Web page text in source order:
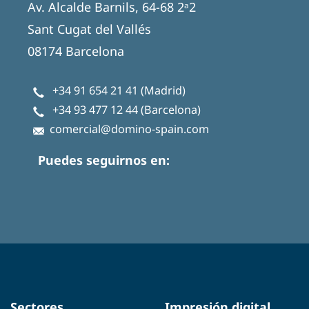
Av. Alcalde Barnils, 64-68 2ᵃ2
Sant Cugat del Vallés
08174 Barcelona
+34 91 654 21 41 (Madrid)
+34 93 477 12 44(Barcelona)
comercial@domino-spain.com
Puedes seguirnos en: